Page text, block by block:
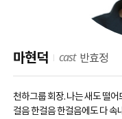
마현덕 cast 반효정
천하그룹 회장. 나는 새도 떨
걸음 한걸음 한걸음에도 다 속